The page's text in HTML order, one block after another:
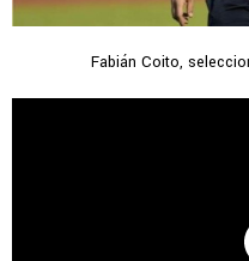
Fabián Coito,